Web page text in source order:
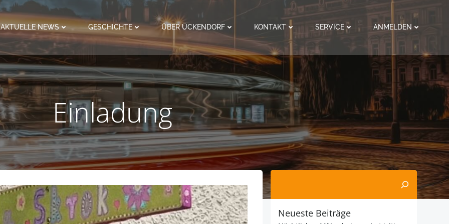
AKTUELLE NEWS GESCHICHTE ÜBER ÜCKENDORF KONTAKT SERVICE ANMELDEN
Einladung
Suchen
Neueste Beiträge